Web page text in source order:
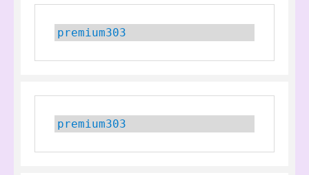
premium303
premium303